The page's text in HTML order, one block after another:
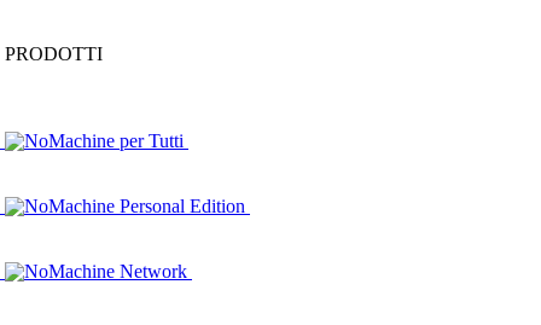
PRODOTTI
NoMachine per Tutti
NoMachine Personal Edition
NoMachine Network